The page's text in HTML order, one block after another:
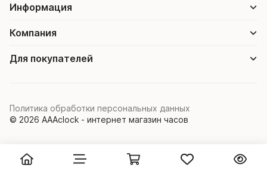
Информация
Компания
Для покупателей
© 2026 AAAclock - интернет магазин часов
Политика обработки персональных данных